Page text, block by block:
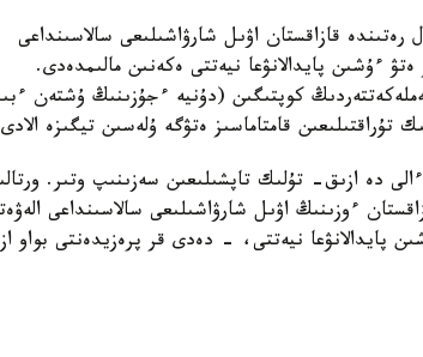
قازاقستان اۋىل شارۋاشىلىعى سالاسىنداعى
ءۇشىن پايدالانۋعا نيەتتى ەكەنىن مالىمدەدى.
كوپتىگىن (دۇنيە ءجۇزىنىڭ ۇشتەن
قامتاماسىز ەتۋگە ۇلەسىن تيگىزە
دە ازىق- تۇلىك تاپشىلىعىن سەزىنىپ وتىر.
ءوزىنىڭ اۋىل شارۋاشىلىعى سالاسىنداعى
پايدالانۋعا نيەتتى، - دەدى قر پرەزيدەنتى بواو